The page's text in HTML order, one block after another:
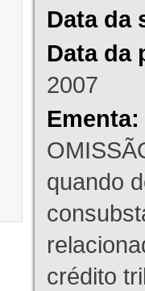
Data da
Data da
2007
Ementa:
quando
crédito